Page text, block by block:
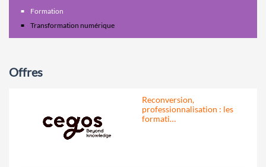
Formation
Transformation numérique
Offres
Reconversion,
professionnalisation : les
formati…